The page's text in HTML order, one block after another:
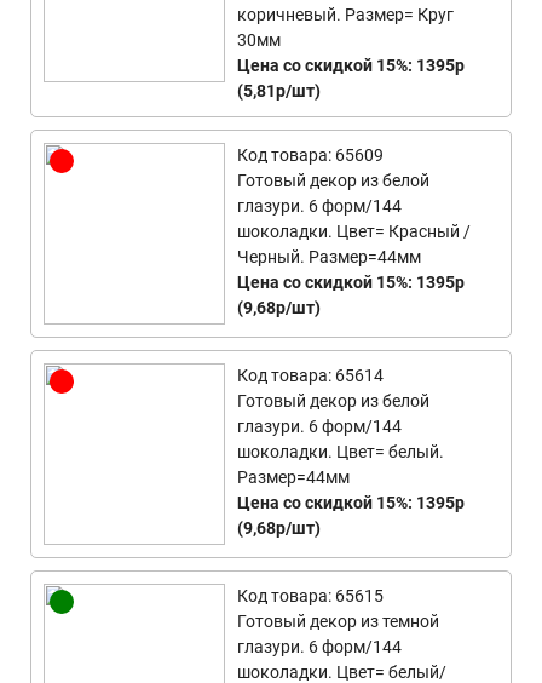
коричневый. Размер= Круг
30мм
Цена со скидкой 15%: 1395р
(5,81р/шт)
Код товара: 65609
Готовый декор из белой
глазури. 6 форм/144
шоколадки. Цвет= Красный /
Черный. Размер=44мм
Цена со скидкой 15%: 1395р
(9,68р/шт)
Код товара: 65614
Готовый декор из белой
глазури. 6 форм/144
шоколадки. Цвет= белый.
Размер=44мм
Цена со скидкой 15%: 1395р
(9,68р/шт)
Код товара: 65615
Готовый декор из темной
глазури. 6 форм/144
шоколадки. Цвет= белый/